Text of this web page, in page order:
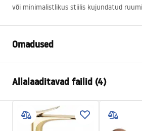
või minimalistlikus stiilis kujundatud
Omadused
Kraanide kokkupanek
Materjal
Värv
titanium
Allalaaditavad failid (4)
manual
manual podt.pdf